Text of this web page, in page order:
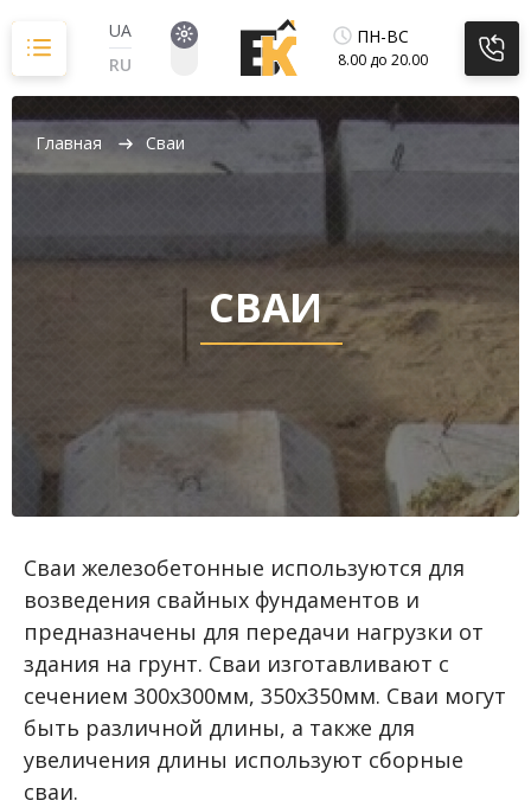
содержимому
UA
RU
ПН-ВС
8.00 до 20.00
Главная Сваи
СВАИ
Сваи железобетонные используются для
возведения свайных фундаментов и
предназначены для передачи нагрузки от
здания на грунт. Сваи изготавливают с
сечением 300х300мм, 350х350мм. Сваи могут
быть различной длины, а также для
увеличения длины используют сборные
сваи.